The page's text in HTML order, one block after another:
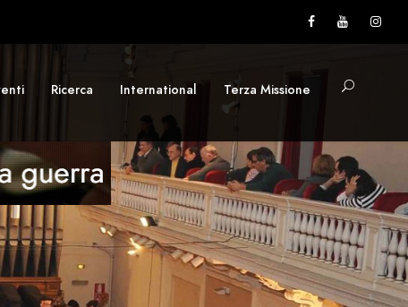
Ricerca International Terza Missione